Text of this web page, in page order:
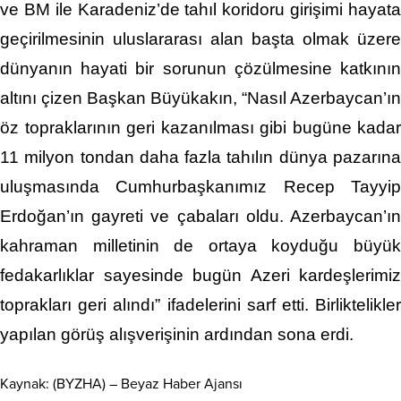
ve BM ile Karadeniz’de tahıl koridoru girişimi hayata
geçirilmesinin uluslararası alan başta olmak üzere
dünyanın hayati bir sorunun çözülmesine katkının
altını çizen Başkan Büyükakın, “Nasıl Azerbaycan’ın
öz topraklarının geri kazanılması gibi bugüne kadar
11 milyon tondan daha fazla tahılın dünya pazarına
uluşmasında Cumhurbaşkanımız Recep Tayyip
Erdoğan’ın gayreti ve çabaları oldu. Azerbaycan’ın
kahraman milletinin de ortaya koyduğu büyük
fedakarlıklar sayesinde bugün Azeri kardeşlerimiz
toprakları geri alındı” ifadelerini sarf etti. Birliktelikler
yapılan görüş alışverişinin ardından sona erdi.
Kaynak: (BYZHA) – Beyaz Haber Ajansı